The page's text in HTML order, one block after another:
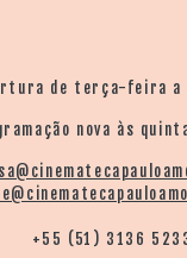
de terça-feira a
nova às
+55 (51) 3136